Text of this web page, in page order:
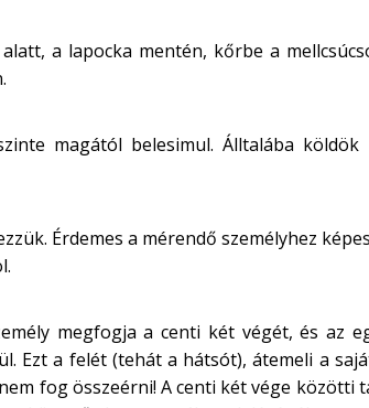
a lapocka mentén, kőrbe a
magától belesimul. Álltalába
Érdemes a mérendő személyhez
megfogja a centi két végét, és az
Ezt a felét (tehát a hátsót), átemeli a
fog összeérni! A centi két vége közötti